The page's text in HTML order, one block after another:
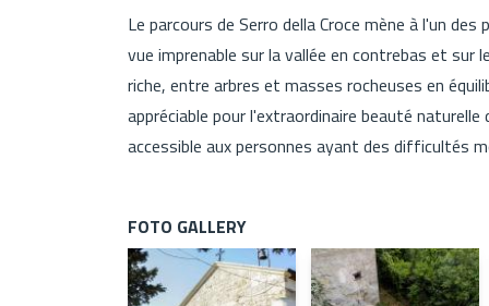
Le parcours de Serro della Croce mène à l'un
vue imprenable sur la vallée en contrebas et
riche, entre arbres et masses rocheuses en
appréciable pour l'extraordinaire beauté
accessible aux personnes ayant des difficultés
FOTO GALLERY